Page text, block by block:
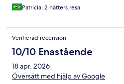
Patricia, 2 nätters resa
Verifierad recension
10/10 Enastående
18 apr. 2026
Översätt med hjälp av Google